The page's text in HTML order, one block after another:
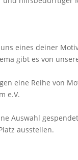
eines deiner
gibt es von
eine Reihe von
e.V.
Auswahl
ausstellen.